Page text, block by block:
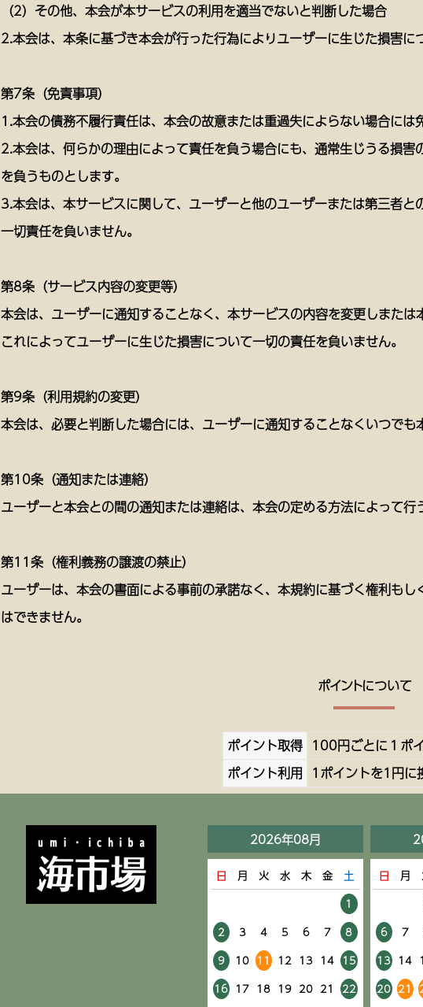
（2）その他、本会が本サービスの利用を適当でないと判断した場合
2.本会は、本条に基づき本会が行った行為によりユーザーに生じた損害に
第7条（免責事項）
1.本会の債務不履行責任は、本会の故意または重過失によらない場合には
2.本会は、何らかの理由によって責任を負う場合にも、通常生じうる損
を負うものとします。
3.本会は、本サービスに関して、ユーザーと他のユーザーまたは第三者
一切責任を負いません。
第8条（サービス内容の変更等）
本会は、ユーザーに通知することなく、本サービスの内容を変更しまたは
これによってユーザーに生じた損害について一切の責任を負いません。
第9条（利用規約の変更）
本会は、必要と判断した場合には、ユーザーに通知することなくいつでも
第10条（通知または連絡）
ユーザーと本会との間の通知または連絡は、本会の定める方法によって行
第11条（権利義務の譲渡の禁止）
ユーザーは、本会の書面による事前の承諾なく、本規約に基づく権利も
はできません。
ポイントについて
ポイント取得 100円ごとに１ポ
ポイント利用 1ポイントを1円に
2026年08月
日 月 火 水 木 金
土
1
2
3 4 5 6 7
8
9
10 11 12 13 14 15
16 17 18 19 20 21 22
日 月
6
7
13 14
20 21